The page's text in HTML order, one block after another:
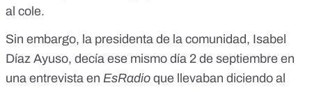
al cole.
Sin embargo, la presidenta de la comunidad, Isabel
Díaz Ayuso, decía ese mismo día 2 de septiembre en
una entrevista en EsRadio que llevaban diciendo al